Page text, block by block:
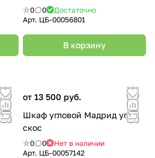
0 0
Достаточно
Арт. ЦБ-00056801
В корзину
от 13 500 руб.
Шкаф угловой Мадрид угол
скос
0 0
Нет в наличии
Арт. ЦБ-00057142